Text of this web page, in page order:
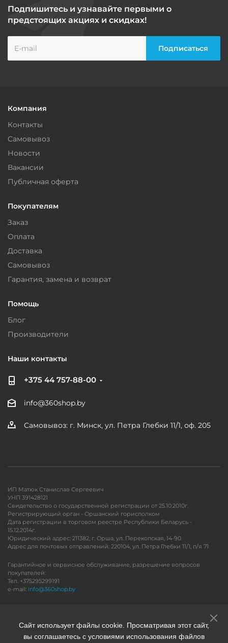
Подпишитесь и узнавайте первыми о
предстоящих акциях и скидках!
Компания
Контакты
Самовывоз
Новости
Вакансии
Публичная оферта
Покупателям
Заказ
Оплата
Доставка
Самовывоз
Гарантия, замена и возврат
Помощь
Блог
Производители
Наши контакты
+375 44 757-88-00
info@360shop.by
Самовывоз: г. Минск, ул. Петра Глебки 11/1, оф. 205
ИП Матюк Станислав Сергеевич
УНП 391428121
Свидетельство о государственной регистрации от 25.10.2010г.
Регистрирующий орган - Оршанский горисполком
Дата регистрации в торговом реестре Республики Беларусь -
15.12.2014г.
Юридический адрес: 211382, г. Орша, ул. Перекопская, 14-90
Адрес для почтовых отправлений: 220104, ул. Петра Глебки 11/1, п/я 71
Гарантийное и сервисное обслуживание, разрешение вопросов
покупателей:
Тел. +375295299191
e-mail: info@360shop.by
Сайт использует файлы cookie. Просматривая этот сайт,
вы соглашаетесь с условиями использования файлов